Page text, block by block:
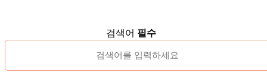
검색어 필수